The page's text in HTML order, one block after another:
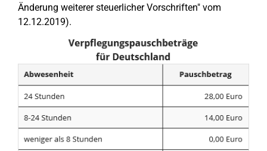
Änderung weiterer steuerlicher Vorschriften" vom
12.12.2019).